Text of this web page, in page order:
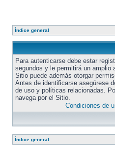
Índice general
Para autenticarse debe estar
segundos y le permitirá un
Sitio puede además otorgar
Antes de identificarse asegúrese
de uso y políticas relacionadas.
navega por el Sitio.
Condiciones de
Índice general